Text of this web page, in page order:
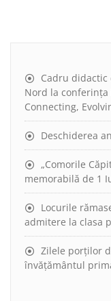
Cadru didactic
Nord la
Connecting,
Deschiderea
„Comorile
memorabilă de 1
Locurile
admitere la clasa
Zilele porților
învățământul